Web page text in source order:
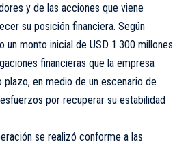
y de las acciones que viene
su posición financiera. Según
un monto inicial de USD 1.300 millones
financieras que la empresa
en medio de un escenario de
por recuperar su estabilidad
se realizó conforme a las